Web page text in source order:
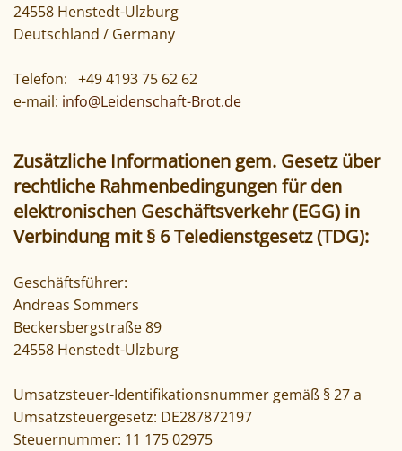
24558 Henstedt-Ulzburg
Deutschland / Germany
Telefon: +49 4193 75 62 62
e-mail: info@Leidenschaft-Brot.de
Zusätzliche Informationen gem. Gesetz über
rechtliche Rahmenbedingungen für den
elektronischen Geschäftsverkehr (EGG) in
Verbindung mit § 6 Teledienstgesetz (TDG):
Geschäftsführer:
Andreas Sommers
Beckersbergstraße 89
24558 Henstedt-Ulzburg
Umsatzsteuer-Identifikationsnummer gemäß § 27 a
Umsatzsteuergesetz: DE287872197
Steuernummer: 11 175 02975